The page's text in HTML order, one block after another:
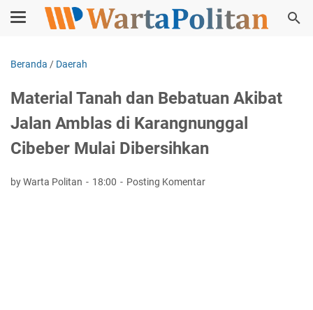
Beranda / Daerah
Material Tanah dan Bebatuan Akibat
Jalan Amblas di Karangnunggal
Cibeber Mulai Dibersihkan
by Warta Politan 18:00 Posting Komentar